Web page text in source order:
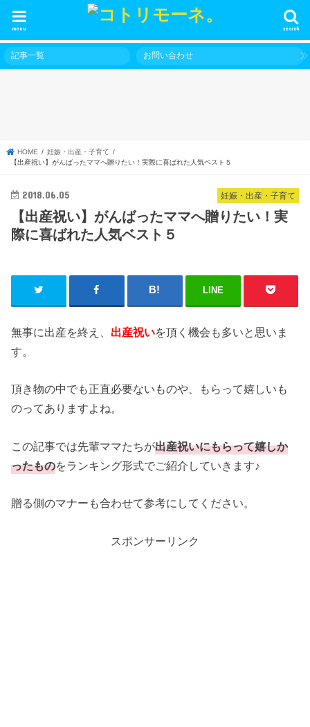
search
menu
記事一覧 お問い合わせ
HOME
妊娠・出産・子育て
【出産祝い】がんばったママへ贈りたい！実際に喜ばれた人気ベスト５
妊娠・出産・子育て
2018.06.05
【出産祝い】がんばったママへ贈りたい！実
際に喜ばれた人気ベスト５
LINE
無事に出産を終え、 出産祝いを頂く機会も多いと思いま
す。
頂き物の中でも正直必要ないものや、もらって嬉しいも
のってありますよね。
この記事では先輩ママたちが出産祝いにもらって嬉しか
ったものをランキング形式でご紹介していきます♪
贈る側のマナーも合わせて参考にしてください。
スポンサーリンク